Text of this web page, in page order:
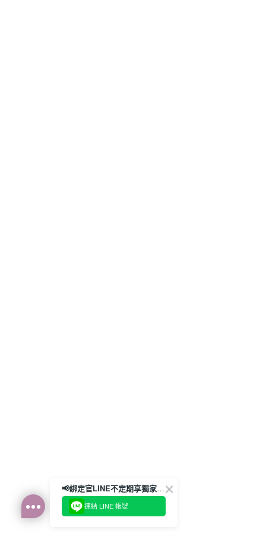
📢綁定官LINE不定期享獨家優惠券
連結 LINE 帳號